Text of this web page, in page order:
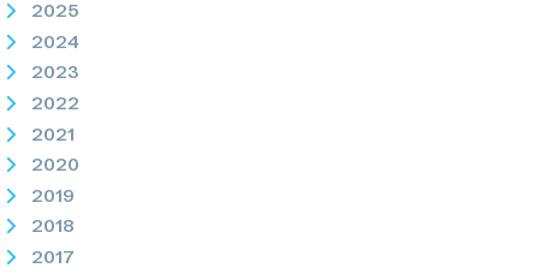
2025
2024
2023
2022
2021
2020
2019
2018
2017